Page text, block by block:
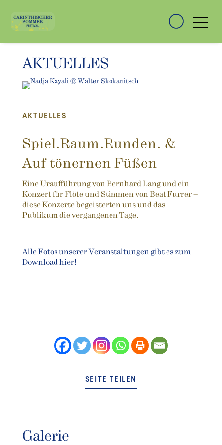
AKTUELLES
AKTUELLES
Spiel.Raum.Runden. &
Auf tönernen Füßen
Eine Uraufführung von Bernhard Lang und ein
Konzert für Flöte und Stimmen von Beat Furrer –
diese Konzerte begeisterten uns und das
Publikum die vergangenen Tage.
Alle Fotos unserer Veranstaltungen gibt es zum
Download hier!
SEITE TEILEN
Galerie